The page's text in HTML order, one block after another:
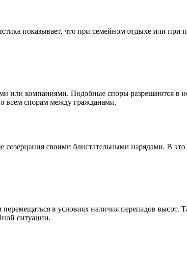
показывает, что при семейном отдыхе или при
или компаниями. Подобные споры разрешаются в
всем спорам между гражданами.
своими блистательными нарядами. В это
в условиях наличия перепадов высот.
ситуации.